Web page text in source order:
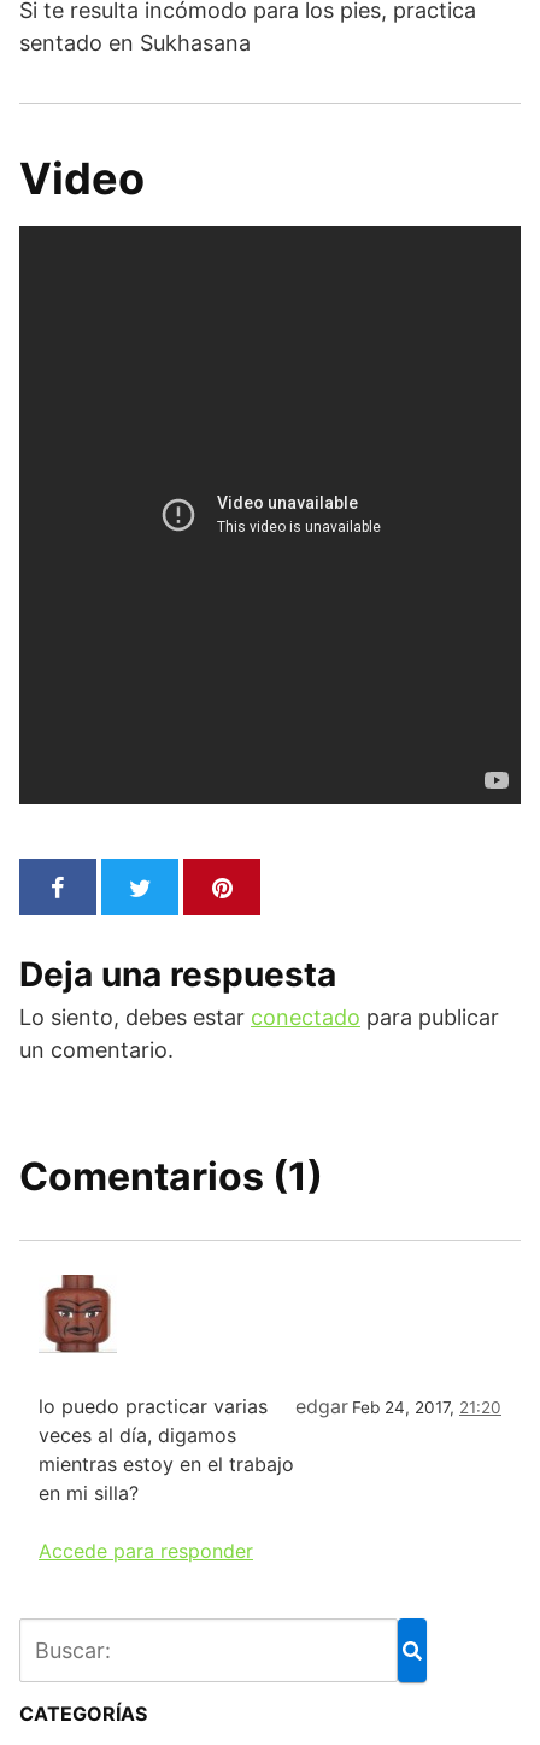
Si te resulta incómodo para los pies, practica
sentado en Sukhasana
Video
Deja una respuesta
Lo siento, debes estar conectado para publicar
un comentario.
Comentarios (1)
edgar Feb 24, 2017, 21:20
lo puedo practicar varias
veces al día, digamos
mientras estoy en el trabajo
en mi silla?
Accede para responder
CATEGORÍAS